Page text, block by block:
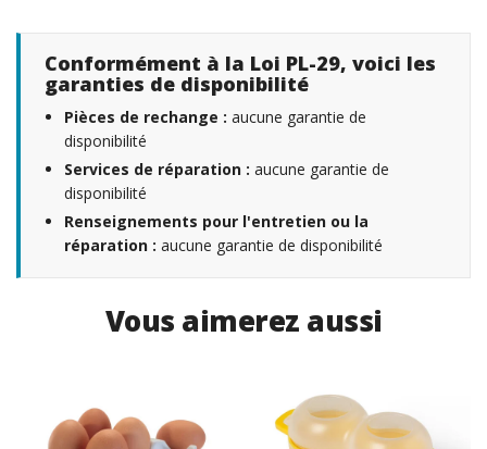
Conformément à la Loi PL-29, voici les
garanties de disponibilité
Pièces de rechange : aucune garantie de
disponibilité
Services de réparation : aucune garantie de
disponibilité
Renseignements pour l'entretien ou la
réparation : aucune garantie de disponibilité
Vous aimerez aussi